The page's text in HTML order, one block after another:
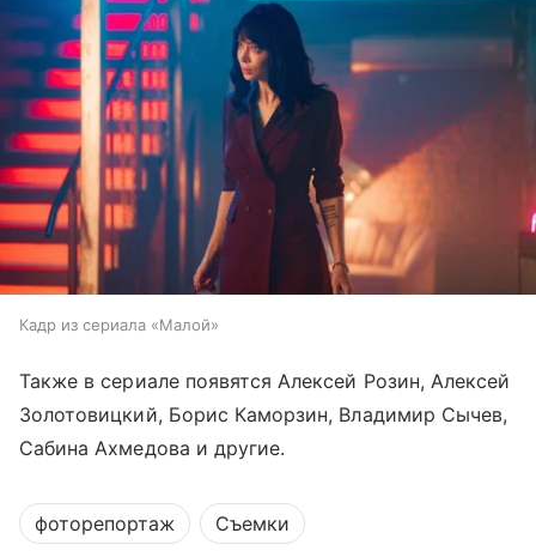
Кадр из сериала «Малой»
Также в сериале появятся Алексей Розин, Алексей
Золотовицкий, Борис Каморзин, Владимир Сычев,
Сабина Ахмедова и другие.
фоторепортаж Съемки